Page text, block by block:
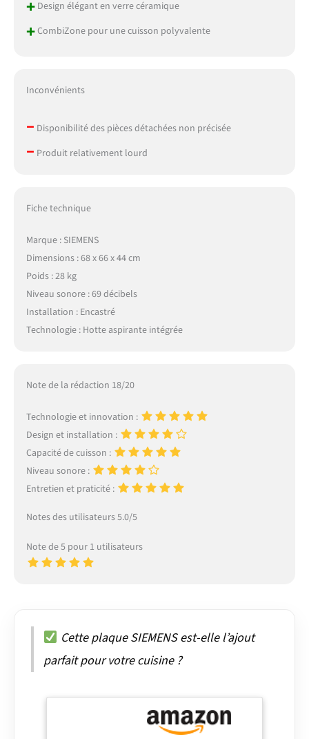
+Design élégant en verre céramique
+CombiZone pour une cuisson polyvalente
Inconvénients
– Disponibilité des pièces détachées non précisée
– Produit relativement lourd
Fiche technique
Marque : SIEMENS
Dimensions : 68 x 66 x 44 cm
Poids : 28 kg
Niveau sonore : 69 décibels
Installation : Encastré
Technologie : Hotte aspirante intégrée
Note de la rédaction 18/20
Technologie et innovation :
Design et installation :
Capacité de cuisson :
Niveau sonore :
Entretien et praticité :
Notes des utilisateurs 5.0/5
Note de 5 pour 1 utilisateurs
Cette plaque SIEMENS est-elle l’ajout
parfait pour votre cuisine ?